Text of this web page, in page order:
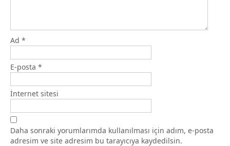
Ad *
E-posta *
İnternet sitesi
Daha sonraki yorumlarımda kullanılması için adım, e-posta
adresim ve site adresim bu tarayıcıya kaydedilsin.